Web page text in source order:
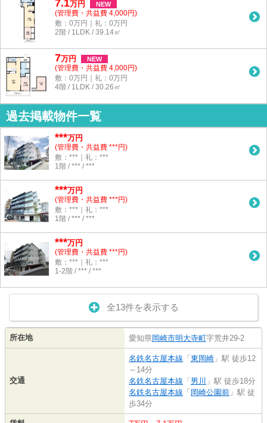
7.1万円 NEW
(管理費・共益費 4,000円)
敷：0万円｜礼：0万円
2階 / 1LDK / 39.14㎡
7万円 NEW
(管理費・共益費 4,000円)
敷：0万円｜礼：0万円
4階 / 1LDK / 30.26㎡
過去掲載物件一覧
***万円
(管理費・共益費 ***円)
敷：***｜礼：***
1階 / *** / ***
***万円
(管理費・共益費 ***円)
敷：***｜礼：***
1階 / *** / ***
***万円
(管理費・共益費 ***円)
敷：***｜礼：***
1-2階 / *** / ***
全13件を表示する
所在地 愛知県岡崎市明大寺町字荒井29-2
交通
名鉄名古屋本線 「 東岡崎 」駅 徒歩12
～14分
名鉄名古屋本線 「 男川 」駅 徒歩18分
名鉄名古屋本線 「 岡崎公園前 」駅 徒
歩34分